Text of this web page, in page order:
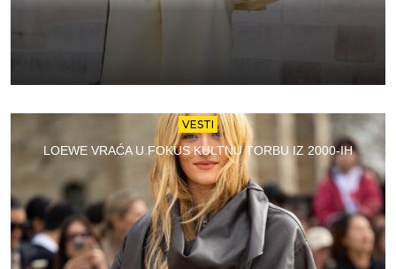
VESTI
LOEWE VRAĆA U FOKUS KULTNU TORBU IZ 2000-IH